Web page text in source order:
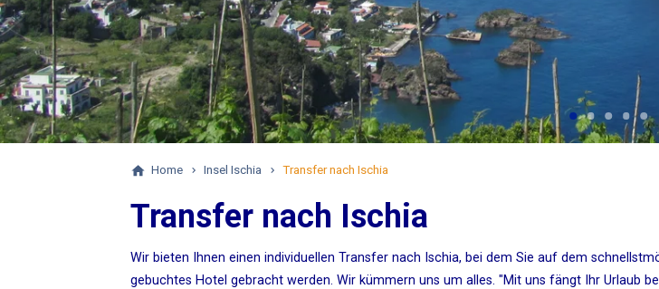
Home Insel Ischia Transfer nach Ischia
Transfer nach Ischia
Wir bieten Ihnen einen individuellen Transfer nach Ischia, bei dem Sie auf dem
gebuchtes Hotel gebracht werden. Wir kümmern uns um alles. "Mit uns fängt Ihr Urlaub